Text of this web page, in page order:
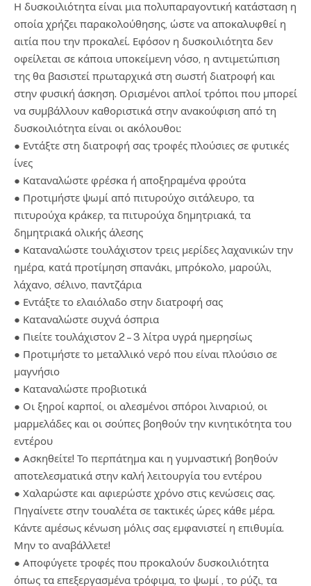
Η δυσκοιλιότητα είναι μια πολυπαραγοντική κατάσταση η
οποία χρήζει παρακολούθησης, ώστε να αποκαλυφθεί η
αιτία που την προκαλεί. Εφόσον η δυσκοιλιότητα δεν
οφείλεται σε κάποια υποκείμενη νόσο, η αντιμετώπιση
της θα βασιστεί πρωταρχικά στη σωστή διατροφή και
στην φυσική άσκηση. Ορισμένοι απλοί τρόποι που μπορεί
να συμβάλλουν καθοριστικά στην ανακούφιση από τη
δυσκοιλιότητα είναι οι ακόλουθοι:
● Εντάξτε στη διατροφή σας τροφές πλούσιες σε φυτικές
ίνες
● Καταναλώστε φρέσκα ή αποξηραμένα φρούτα
● Προτιμήστε ψωμί από πιτυρούχο σιτάλευρο, τα
πιτυρούχα κράκερ, τα πιτυρούχα δημητριακά, τα
δημητριακά ολικής άλεσης
● Καταναλώστε τουλάχιστον τρεις μερίδες λαχανικών την
ημέρα, κατά προτίμηση σπανάκι, μπρόκολο, μαρούλι,
λάχανο, σέλινο, παντζάρια
● Εντάξτε το ελαιόλαδο στην διατροφή σας
● Καταναλώστε συχνά όσπρια
● Πιείτε τουλάχιστον 2 – 3 λίτρα υγρά ημερησίως
● Προτιμήστε το μεταλλικό νερό που είναι πλούσιο σε
μαγνήσιο
● Καταναλώστε προβιοτικά
● Οι ξηροί καρποί, οι αλεσμένοι σπόροι λιναριού, οι
μαρμελάδες και οι σούπες βοηθούν την κινητικότητα του
εντέρου
● Ασκηθείτε! Το περπάτημα και η γυμναστική βοηθούν
αποτελεσματικά στην καλή λειτουργία του εντέρου
● Χαλαρώστε και αφιερώστε χρόνο στις κενώσεις σας.
Πηγαίνετε στην τουαλέτα σε τακτικές ώρες κάθε μέρα.
Κάντε αμέσως κένωση μόλις σας εμφανιστεί η επιθυμία.
Μην το αναβάλλετε!
● Αποφύγετε τροφές που προκαλούν δυσκοιλιότητα
όπως τα επεξεργασμένα τρόφιμα, το ψωμί , το ρύζι, τα